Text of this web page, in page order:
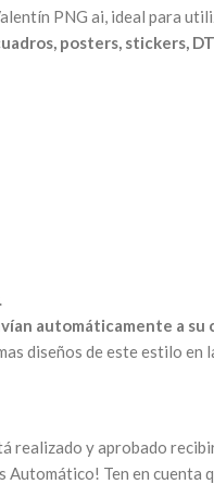
PNG ai, ideal para
posters, stickers,
automáticamente a su
diseños de este estilo en
realizado y aprobado
Automático! Ten en cuenta